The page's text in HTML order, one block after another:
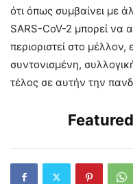
ότι όπως συμβαίνει με
SARS-CoV-2 μπορεί να
περιοριστεί στο
συντονισμένη,
τέλος σε αυτήν την